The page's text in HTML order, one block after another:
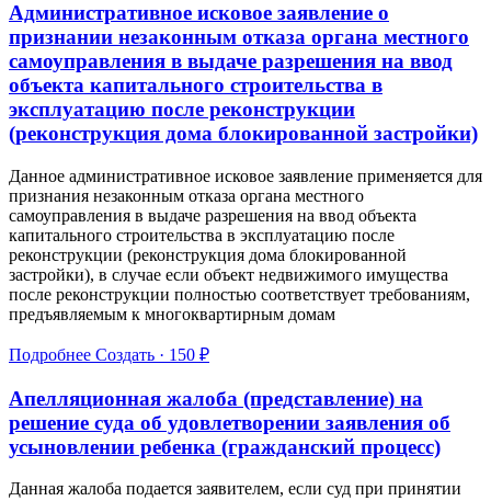
Административное исковое заявление о
признании незаконным отказа органа местного
самоуправления в выдаче разрешения на ввод
объекта капитального строительства в
эксплуатацию после реконструкции
(реконструкция дома блокированной застройки)
Данное административное исковое заявление применяется для
признания незаконным отказа органа местного
самоуправления в выдаче разрешения на ввод объекта
капитального строительства в эксплуатацию после
реконструкции (реконструкция дома блокированной
застройки), в случае если объект недвижимого имущества
после реконструкции полностью соответствует требованиям,
предъявляемым к многоквартирным домам
Подробнее Создать · 150 ₽
Апелляционная жалоба (представление) на
решение суда об удовлетворении заявления об
усыновлении ребенка (гражданский процесс)
Данная жалоба подается заявителем, если суд при принятии